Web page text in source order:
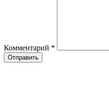
Комментарий *
Отправить